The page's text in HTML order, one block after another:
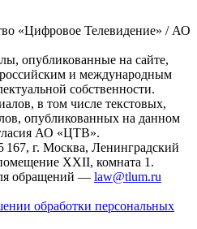
«Цифровое Телевидение» / АО
опубликованные на сайте,
и международным
собственности.
в том числе текстовых,
опубликованных на данном
АО «ЦТВ».
167, г. Москва, Ленинградский
XXII, комната 1.
обращений — law@tlum.ru
обработки персональных